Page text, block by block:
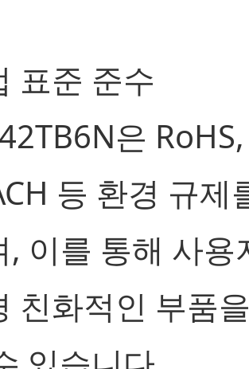
표준 준수
은 RoHS,
등 환경 규제
, 이를 통해 사용
친화적인 부품